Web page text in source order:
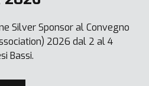
Silver Sponsor al Convegno
2026 dal 2 al 4
Bassi.